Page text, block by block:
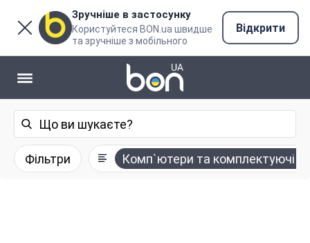
Зручніше в застосунку
Користуйтеся BON.ua швидше
та зручніше з мобільного
Відкрити
Фільтри Комп`ютери та комплектуючі